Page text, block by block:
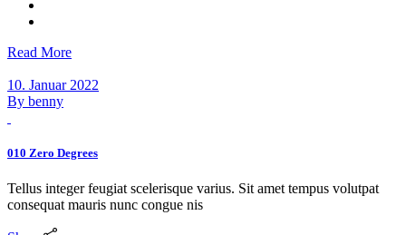
Read More
10. Januar 2022
By benny
010 Zero Degrees
Tellus integer feugiat scelerisque varius. Sit amet tempus volutpat
consequat mauris nunc congue nis